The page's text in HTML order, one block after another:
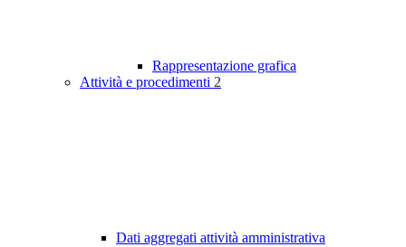
Rappresentazione grafica
Attività e procedimenti 2
Dati aggregati attività amministrativa